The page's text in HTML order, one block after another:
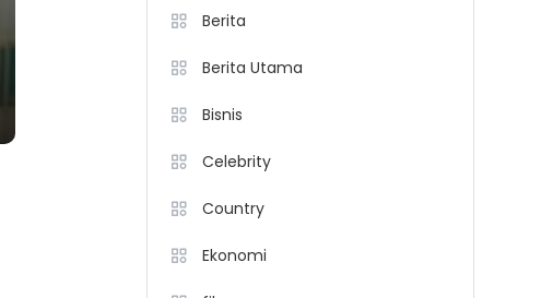
Berita
Berita Utama
Bisnis
Celebrity
Country
Ekonomi